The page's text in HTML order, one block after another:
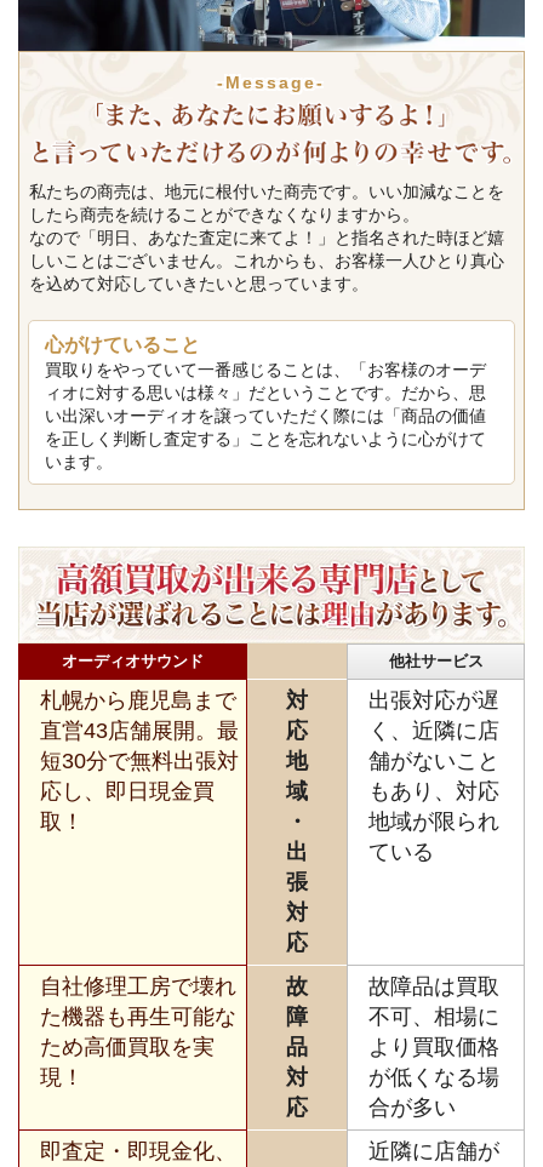
-Message-
私たちの商売は、地元に根付いた商売です。いい加減なことを
したら商売を続けることができなくなりますから。
なので「明日、あなた査定に来てよ！」と指名された時ほど嬉
しいことはございません。これからも、お客様一人ひとり真心
を込めて対応していきたいと思っています。
心がけていること
買取りをやっていて一番感じることは、「お客様のオーデ
ィオに対する思いは様々」だということです。だから、思
い出深いオーディオを譲っていただく際には「商品の価値
を正しく判断し査定する」ことを忘れないように心がけて
います。
オーディオサウンド 他社サービス
札幌から鹿児島まで
直営43店舗展開。最
短30分で無料出張対
応し、即日現金買
取！
対
応
地
域
・
出
張
対
応
出張対応が遅
く、近隣に店
舗がないこと
もあり、対応
地域が限られ
ている
自社修理工房で壊れ
た機器も再生可能な
ため高価買取を実
現！
故
障
品
対
応
故障品は買取
不可、相場に
より買取価格
が低くなる場
合が多い
即査定・即現金化、
近隣に店舗が